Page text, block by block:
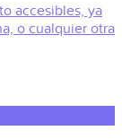
accesibles, ya
o cualquier otra